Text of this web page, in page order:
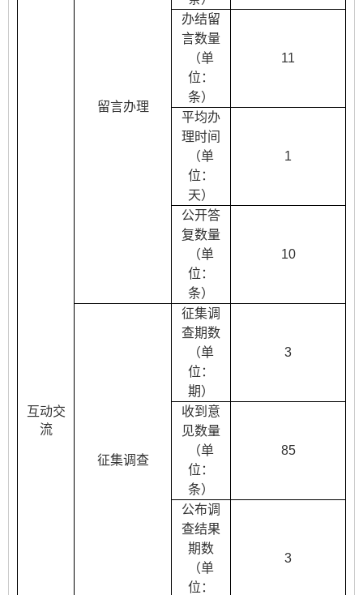
互动交
流
留言办理
办结留
言数量
（单
位：
条）
11
平均办
理时间
（单
位：
天）
1
公开答
复数量
（单
位：
条）
10
征集调查
征集调
查期数
（单
位：
期）
3
收到意
见数量
（单
位：
条）
85
公布调
查结果
期数
（单
位：
3